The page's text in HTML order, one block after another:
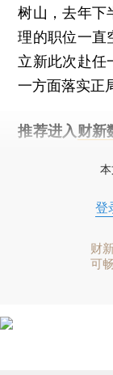
树山，去年下
理的职位一直
立新此次赴任
一方面落实正
推荐进入 财新
登
财
可